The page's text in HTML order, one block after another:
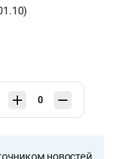
0
новостей